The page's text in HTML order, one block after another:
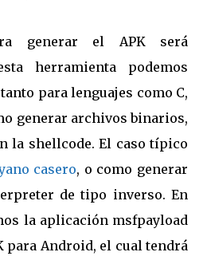
generar el APK será
herramienta podemos
para lenguajes como C,
generar archivos binarios,
la shellcode. El caso típico
casero, o como generar
de tipo inverso. En
la aplicación msfpayload
para Android, el cual tendrá